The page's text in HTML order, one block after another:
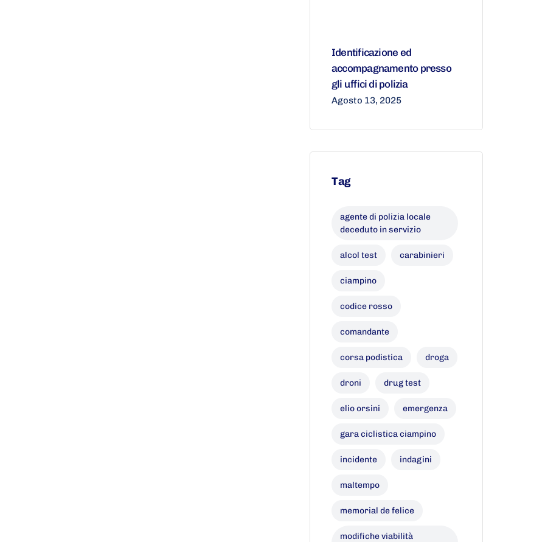
Identificazione ed
accompagnamento presso
gli uffici di polizia
Agosto 13, 2025
Tag
agente di polizia locale
deceduto in servizio
alcol test carabinieri
ciampino
codice rosso
comandante
corsa podistica droga
droni drug test
elio orsini emergenza
gara ciclistica ciampino
incidente indagini
maltempo
memorial de felice
modifiche viabilità